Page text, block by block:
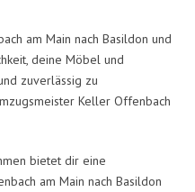
am Main nach Basildon und
deine Möbel und
zuverlässig zu
Keller Offenbach
bietet dir eine
am Main nach Basildon